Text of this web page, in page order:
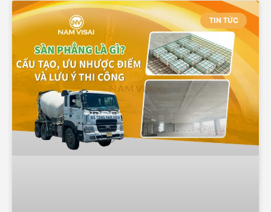
TIN TỨC